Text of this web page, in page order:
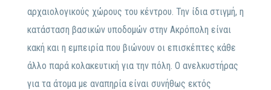
αρχαιολογικούς χώρους του κέντρου. Την ίδια στιγμή, η
κατάσταση βασικών υποδομών στην Ακρόπολη είναι
κακή και η εμπειρία που βιώνουν οι επισκέπτες κάθε
άλλο παρά κολακευτική για την πόλη. Ο ανελκυστήρας
για τα άτομα με αναπηρία είναι συνήθως εκτός